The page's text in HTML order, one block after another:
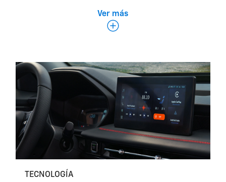
Ver más
TECNOLOGÍA